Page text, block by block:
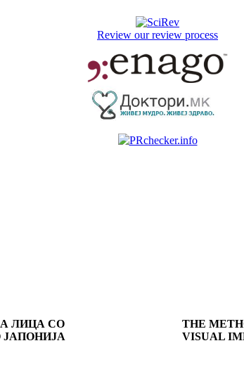
Review our review process
ЛИЦА СО
THE
VISUAL